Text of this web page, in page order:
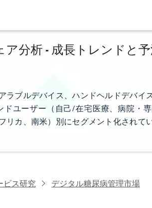
分析 - 成長トレンドと予
ラブルデバイス、ハンドヘルドデバイ
ユーザー（自己/在宅医療、病院・
リカ、南米）別にセグメント化されて
ビス研究 デジタル糖尿病管理市場